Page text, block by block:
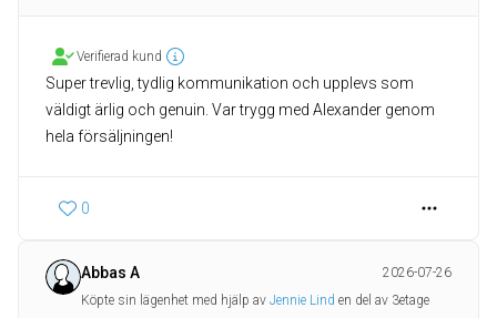
Verifierad kund
Super trevlig, tydlig kommunikation och upplevs som
väldigt ärlig och genuin. Var trygg med Alexander genom
hela försäljningen!
0
Abbas A
2026-07-26
Köpte sin lägenhet med hjälp av Jennie Lind en del av 3etage